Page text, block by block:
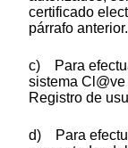
certificado
párrafo anterior.
c) Para
sistema
Registro de
d) Para